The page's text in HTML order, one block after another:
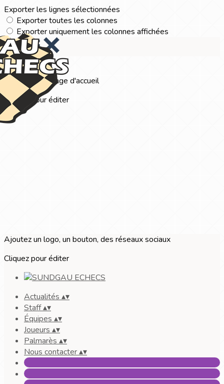
Exporter les lignes sélectionnées
Exporter toutes les colonnes
Exporter uniquement les colonnes affichées
Menu
?>
Images de la page d'accueil
Cliquez pour éditer
Ajoutez un logo, un bouton, des réseaux sociaux
Cliquez pour éditer
Actualités ▴▾
Staff▴▾
Équipes ▴▾
Joueurs ▴▾
Palmarès ▴▾
Nous contacter▴▾